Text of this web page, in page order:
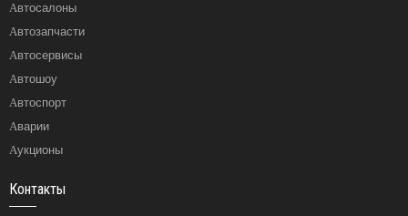
Автосалоны
Автозапчасти
Автосервисы
Автошоу
Автоспорт
Аварии
Аукционы
Контакты